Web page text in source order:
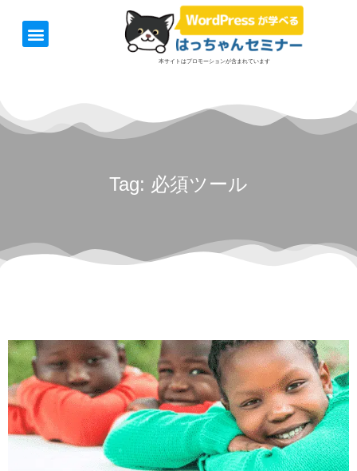
本サイトはプロモーションが含まれています
Tag: 必須ツール